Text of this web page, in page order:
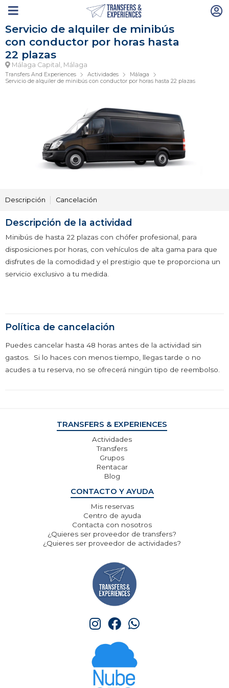
Servicio de alquiler de minibús
con conductor por horas hasta
22 plazas
Málaga Capital, Málaga
Transfers And Experiences Actividades
Málaga
Servicio de alquiler de minibús con conductor por horas hasta 22 plazas
Descripción Cancelación
Descripción de la actividad
Minibús de hasta 22 plazas con chófer profesional, para
disposiciones por horas, con vehículos de alta gama para que
disfrutes de la comodidad y el prestigio que te proporciona un
servicio exclusivo a tu medida.
Política de cancelación
Puedes cancelar hasta 48 horas antes de la actividad sin
gastos. Si lo haces con menos tiempo, llegas tarde o no
acudes a tu reserva, no se ofrecerá ningún tipo de reembolso.
TRANSFERS & EXPERIENCES
Actividades
Transfers
Grupos
Rentacar
Blog
CONTACTO Y AYUDA
Mis reservas
Centro de ayuda
Contacta con nosotros
¿Quieres ser proveedor de transfers?
¿Quieres ser proveedor de actividades?